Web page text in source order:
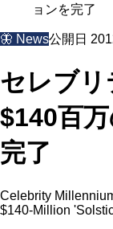
ョンを完了
🦋 News公開日
セレブリ
$140百
完了
Celebrity
$140-Million